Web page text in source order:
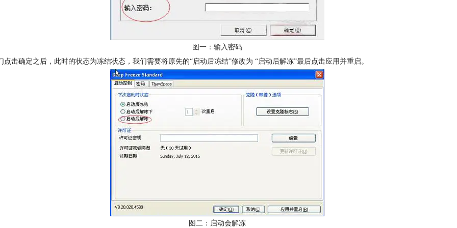
图一：输入密码
点击确定之后，此时的状态为冻结状态，我们需要将原先的“启动后冻结”修改为 “启动后解冻”最后点击应用并重启。
图二：启动会解冻